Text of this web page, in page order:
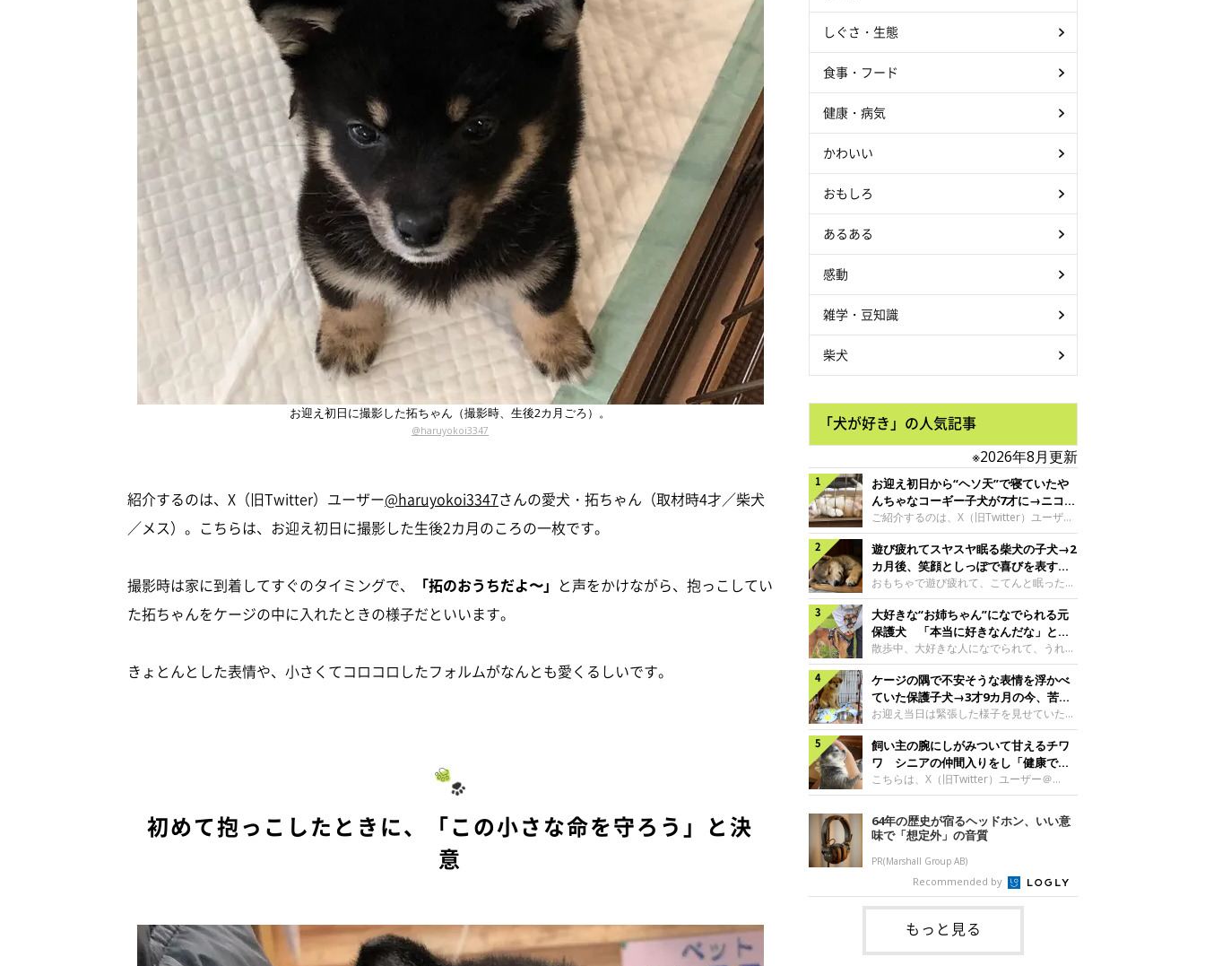
お迎え初日に撮影した拓ちゃん（撮影時、生後2カ月ごろ）。
@haruyokoi3347
紹介するのは、X（旧Twitter）ユーザー@haruyokoi3347さんの愛犬・拓ちゃん（取材時4才／柴犬
／メス）。こちらは、お迎え初日に撮影した生後2カ月のころの一枚です。
撮影時は家に到着してすぐのタイミングで、 「拓のおうちだよ〜」 と声をかけながら、抱っこしてい
た拓ちゃんをケージの中に入れたときの様子だといいます。
きょとんとした表情や、小さくてコロコロしたフォルムがなんとも愛くるしいです。
初めて抱っこしたときに、「この小さな命を守ろう」と決
意
しぐさ・生態
食事・フード
健康・病気
かわいい
おもしろ
あるある
感動
雑学・豆知識
柴犬
「犬が好き」の人気記事
※2026年8月更新
お迎え初日から“ヘソ天”で寝ていたや
んちゃなコーギー子犬が7才に→ニコニ
コ“コーギースマイル”が魅力のコに成
長！
ご紹介するのは、X（旧Twitter）ユーザー
＠Kus1oKg2vsgdWS2さんの愛犬でウェル
シュ・コーギー・ペンブロークの神楽ちゃ
ん。今年の8月で7才になるという神楽ちゃ
んですが、いったいどんな子犬時代を過ご
したのでしょうか。今回は、神楽ちゃんの
成長を飼い主さんと振り返ります！神楽ち
ゃんの成長について聞いた！お迎えから数
日後の神楽ちゃん（撮影時生後2カ月）＠
Kus1oKg2vsgdWS2――お迎え当初の神楽
ちゃんの様子について教えてください。飼
い主さん： 「お迎え当日から“ヘソ天”で寝
るようなコでし
遊び疲れてスヤスヤ眠る柴犬の子犬→2
カ月後、笑顔としっぽで喜びを表すコ
に成長！
おもちゃで遊び疲れて、こてんと眠った子
犬。あれから2カ月、表情や行動にさまざ
まな変化が見られるようになりました。遊
び疲れて眠る生後2カ月のなっちゃん遊び
疲れた様子のなっちゃん。@Pkndg_紹介
するのは、X（旧Twitter）ユーザー
@Pkndg_さんの愛犬・なっちゃん（取材
時、生後4カ月／柴犬）。こちらの写真
は、なっちゃんが生後2カ月のころに撮影
された一枚です。この日、なっちゃんは家
族と一緒におもちゃで遊んでいました。た
くさん遊んで疲れたのか、その後は眠り始
めたそうです。眠るなっちゃん。
@Pkndg_
大好きな“お姉ちゃん”になでられる元
保護犬 「本当に好きなんだな」と感
じる表情にほっこり
散歩中、大好きな人になでられて、うれし
そうな表情を見せる元保護犬。甘えるよう
な姿に、見ているこちらまでほっこりしま
す。大好きな“お姉ちゃん”に甘える小次郎
くん妹さんになでてもらい、うれしそうな
表情を見せる小次郎くん（2026年6月撮
影）。@mika_Jimmy紹介するのは、X（旧
Twitter）ユーザー@mika_Jimmyさんの愛
犬・小次郎くん（撮影時5才）。こちら
は、飼い主さんの妹さんと一緒に散歩をし
日、飼い主さんは実家から自宅へ帰る途
中、妹さんと公園で待ち合わせ
ケージの隅で不安そうな表情を浮かべ
ていた保護子犬→3才9カ月の今、苦手
を克服し頼もしいコに成長！
お迎え当日は緊張した様子を見せていた元
野犬の保護子犬。あれから約3年半、苦手
だったことを一つひとつ克服し、家族に寄
り添う姿を見せています。お迎え当日、ケ
ージの隅で不安そうにお迎え当日のシルビ
アちゃん。@nemonemotos今回紹介する
のは、X（旧Twitter）ユーザー
@nemonemotosさんの愛犬・シルビアち
ゃん（撮影当時、生後推定2カ月）。飼い
主さんが「#最初に撮った一枚」として投
稿した写真には、ケージの隅で不安そうな
表情を浮かべるシルビアちゃんの姿が写っ
ていました。こちらは、保護犬だったシル
飼い主の腕にしがみついて甘えるチワ
ワ シニアの仲間入りをし「健康で穏
やかな暮らしが続いてほしい」と願う
こちらは、X（旧Twitter）ユーザー＠
kotubusuke617さんが投稿した写真。写
っているのは、愛犬でチワワのつぶしゃん
（本名：こつぶちゃん）です。飼い主さん
の腕にしがみつくつぶしゃん（撮影時6
才）＠kotubusuke617撮影当時の状況に
ついて伺うと、飼い主さんはこう教えてく
れました。飼い主さん： 「ある休日のこ
とです。私がソファに座った途端にひざの
上にのってきたので、そのままなでながら
テレビを見ていたのですが、微動だにしな
いので気になって見てみると、腕にしがみ
64年の歴史が宿るヘッドホン、いい意
味で「想定外」の音質
PR(Marshall Group AB)
Recommended by
もっと見る